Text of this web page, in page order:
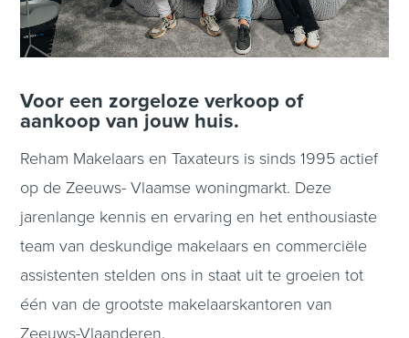
Voor een zorgeloze verkoop of
aankoop van jouw huis.
Reham Makelaars en Taxateurs is sinds 1995 actief
op de Zeeuws- Vlaamse woningmarkt. Deze
jarenlange kennis en ervaring en het enthousiaste
team van deskundige makelaars en commerciële
assistenten stelden ons in staat uit te groeien tot
één van de grootste makelaarskantoren van
Zeeuws-Vlaanderen.